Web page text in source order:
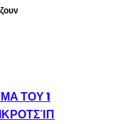
ΤΟΥ 1